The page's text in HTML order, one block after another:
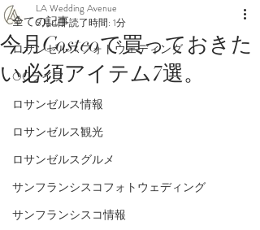
全ての記事
ロサンゼルスフォトウェディング
OCライフ
ロサンゼルス情報
ロサンゼルス観光
ロサンゼルスグルメ
サンフランシスコフォトウェディング
サンフランシスコ情報
今月Costcoで買っておきた
い必須アイテム7選。
LA Wedding Avenue
5月4日読了時間: 1分